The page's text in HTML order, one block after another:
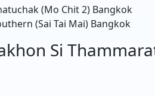
(Mo Chit 2) Bangkok
(Sai Tai Mai) Bangkok
Si